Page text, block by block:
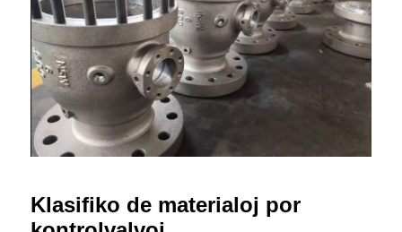
Klasifiko de materialoj por